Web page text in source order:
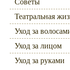
Советы
Театральная
Уход за
Уход за лицом
Уход за руками